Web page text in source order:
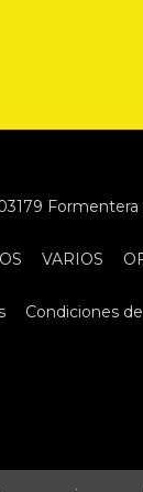
VARIOS
Condiciones